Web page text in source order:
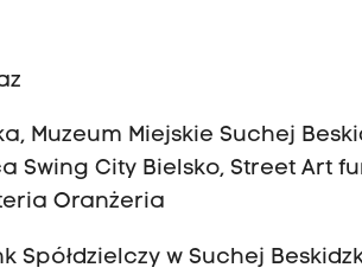
Muzeum Miejskie Suchej
Swing City Bielsko, Street Art
Oranżeria
Spółdzielczy w Suchej